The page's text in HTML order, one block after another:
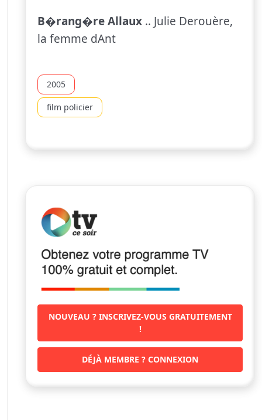
B�rang�re Allaux .. Julie Derouère,
la femme dAnt
2005
film policier
NOUVEAU ? INSCRIVEZ-VOUS GRATUITEMENT
!
DÉJÀ MEMBRE ? CONNEXION